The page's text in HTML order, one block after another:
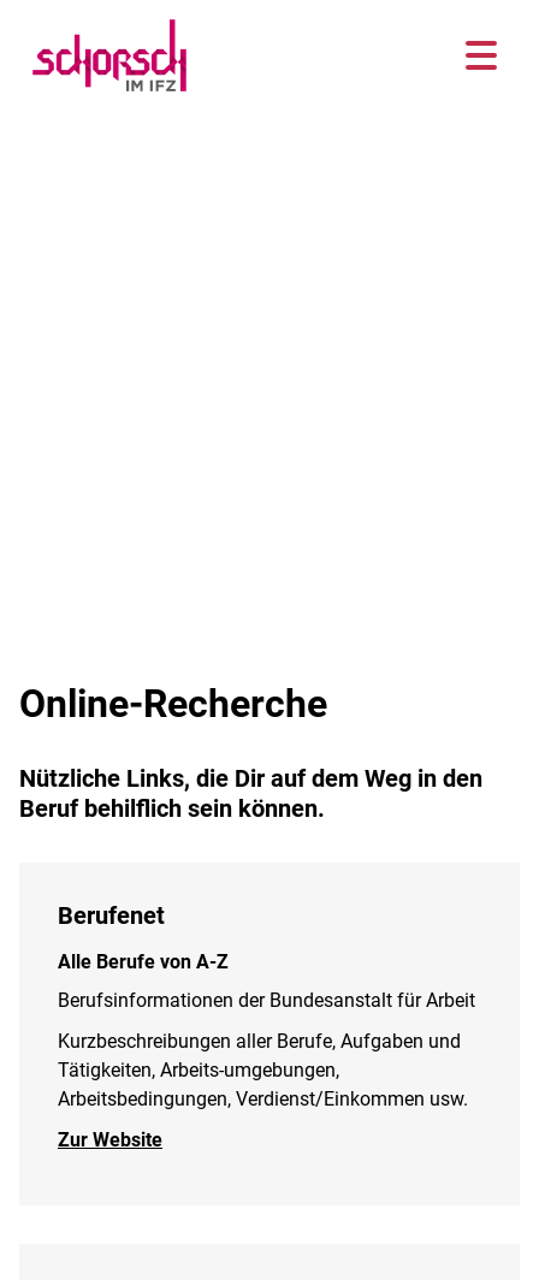
Online-Recherche
Nützliche Links, die Dir auf dem Weg in den
Beruf behilflich sein können.
Berufenet
Alle Berufe von A-Z
Berufsinformationen der Bundesanstalt für Arbeit
Kurzbeschreibungen aller Berufe, Aufgaben und
Tätigkeiten, Arbeits-umgebungen,
Arbeitsbedingungen, Verdienst/Einkommen usw.
Zur Website